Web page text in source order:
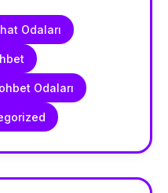
Odaları
Odaları